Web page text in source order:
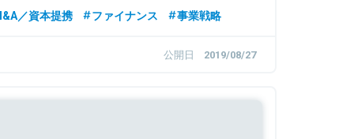
／資本提携 ファイナンス 事業戦略
公開日 2019/08/27